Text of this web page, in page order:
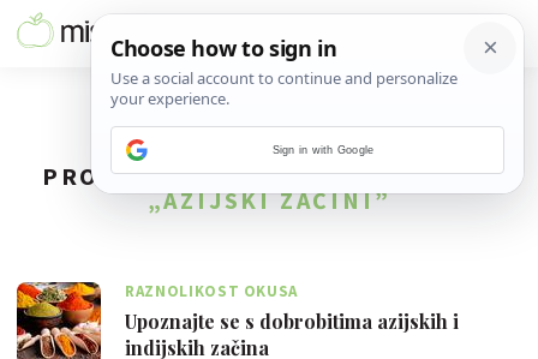
PRONAĐENO1REZULTATA ZA TAG
„AZIJSKI ZAČINI”
RAZNOLIKOST OKUSA
Upoznajte se s dobrobitima azijskih i
indijskih začina
Sign in with Google